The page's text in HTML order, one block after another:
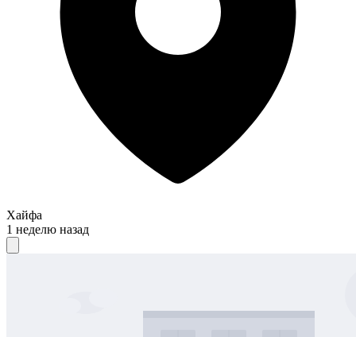
Хайфа
1 неделю назад